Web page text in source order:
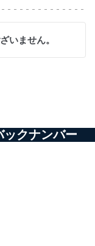
いません。
クナンバー